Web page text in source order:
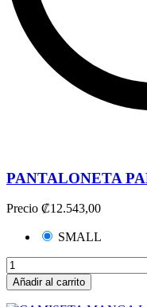
PANTALONETA
Precio ₡12.543,00
SMALL
Añadir al carrito